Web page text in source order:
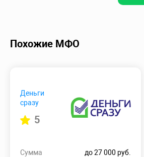
Похожие МФО
Деньги
сразу
5
Сумма до 27 000 руб.